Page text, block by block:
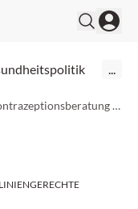
...
Kontrazeptionsberatung in einer hormonphoben Zeit